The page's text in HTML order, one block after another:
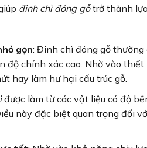
đinh chì đóng gỗtrở thành
gọn: Đinh chì đóng gỗ
độ chính xác cao. Nhờ vào
hay làm hư hại cấu trúc gỗ.
được làm từ các vật liệu có độ
này đặc biệt quan trọng đối